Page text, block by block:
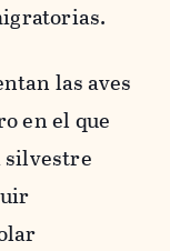
las aves
en el que
silvestre